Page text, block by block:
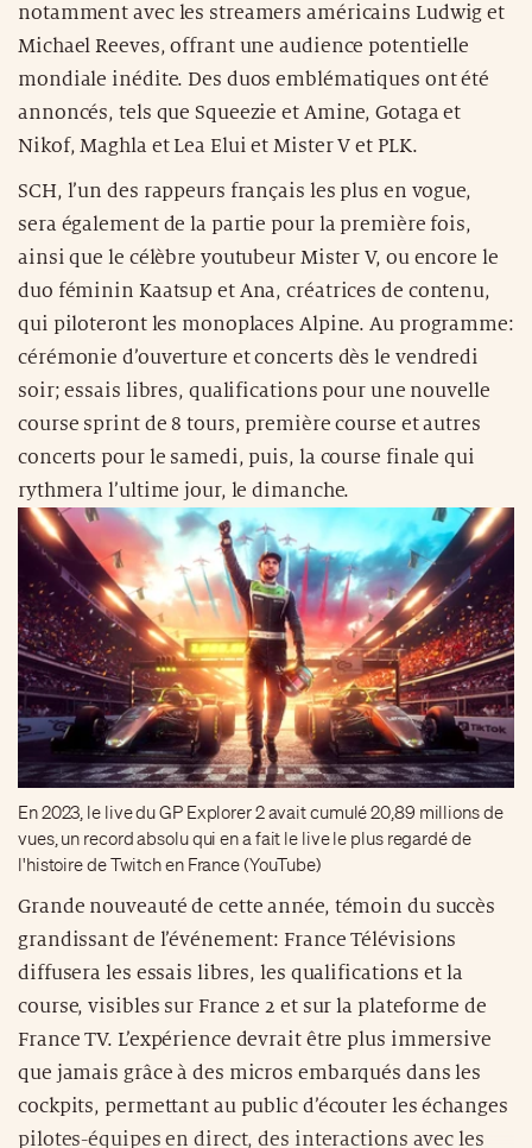
notamment avec les streamers américains Ludwig et
Michael Reeves, offrant une audience potentielle
mondiale inédite. Des duos emblématiques ont été
annoncés, tels que Squeezie et Amine, Gotaga et
Nikof, Maghla et Lea Elui et Mister V et PLK.
SCH, l’un des rappeurs français les plus en vogue,
sera également de la partie pour la première fois,
ainsi que le célèbre youtubeur Mister V, ou encore le
duo féminin Kaatsup et Ana, créatrices de contenu,
qui piloteront les monoplaces Alpine. Au programme:
cérémonie d’ouverture et concerts dès le vendredi
soir; essais libres, qualifications pour une nouvelle
course sprint de 8 tours, première course et autres
concerts pour le samedi, puis, la course finale qui
rythmera l’ultime jour, le dimanche.
En 2023, le live du GP Explorer 2 avait cumulé 20,89 millions de
vues, un record absolu qui en a fait le live le plus regardé de
l'histoire de Twitch en France (YouTube)
Grande nouveauté de cette année, témoin du succès
grandissant de l’événement: France Télévisions
diffusera les essais libres, les qualifications et la
course, visibles sur France 2 et sur la plateforme de
France TV. L’expérience devrait être plus immersive
que jamais grâce à des micros embarqués dans les
cockpits, permettant au public d’écouter les échanges
pilotes-équipes en direct, des interactions avec les